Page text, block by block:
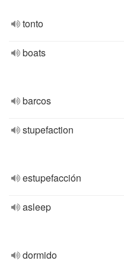
tonto
boats
barcos
stupefaction
estupefacción
asleep
dormido